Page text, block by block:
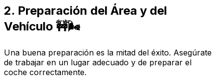
2. Preparación del Área y del
Vehículo 🚧🌬️
Una buena preparación es la mitad del éxito. Asegúrate
de trabajar en un lugar adecuado y de preparar el
coche correctamente.